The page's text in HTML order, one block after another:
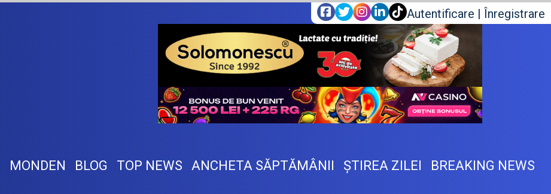
Autentificare | Înregistrare
MONDEN BLOG TOP NEWS ANCHETA SĂPTĂMÂNII ŞTIREA ZILEI BREAKING NEWS